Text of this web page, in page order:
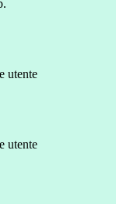
utente
utente